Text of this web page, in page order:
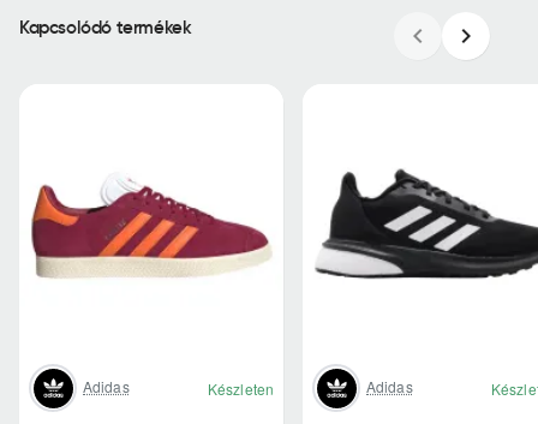
Kapcsolódó termékek
Adidas Készleten Adidas